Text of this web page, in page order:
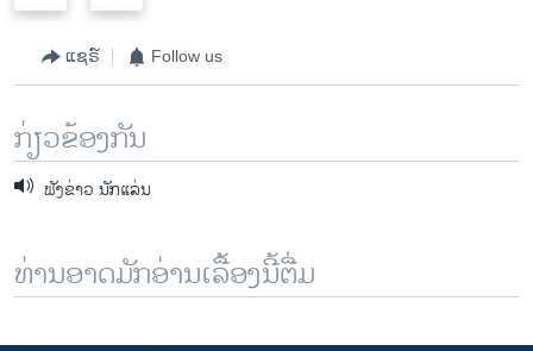
e
i
o
u
s
s
d
x
t
s
i
d
e
ແຊຣ໌ Follow us
ກ່ຽວຂ້ອງກັນ
ຟັງຂ່າວ ນັກແລ່ນ
ທ່ານອາດມັກອ່ານເລື້ອງນີ້ຕື່ມ